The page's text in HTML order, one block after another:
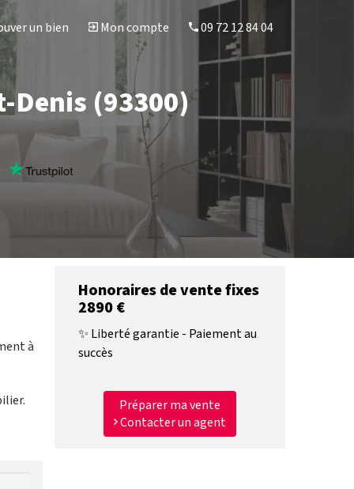
un bien Mon compte 09 72 12 84 04
Denis (93300)
à
Honoraires de vente fixes
2890 €
✨ Liberté garantie - Paiement au
succès
Préparer ma vente
Contacter un agent